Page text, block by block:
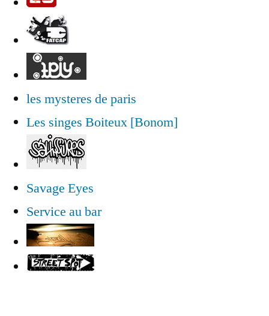
les mysteres de paris
Les singes Boiteux [Bonom]
Savage Eyes
Service au bar